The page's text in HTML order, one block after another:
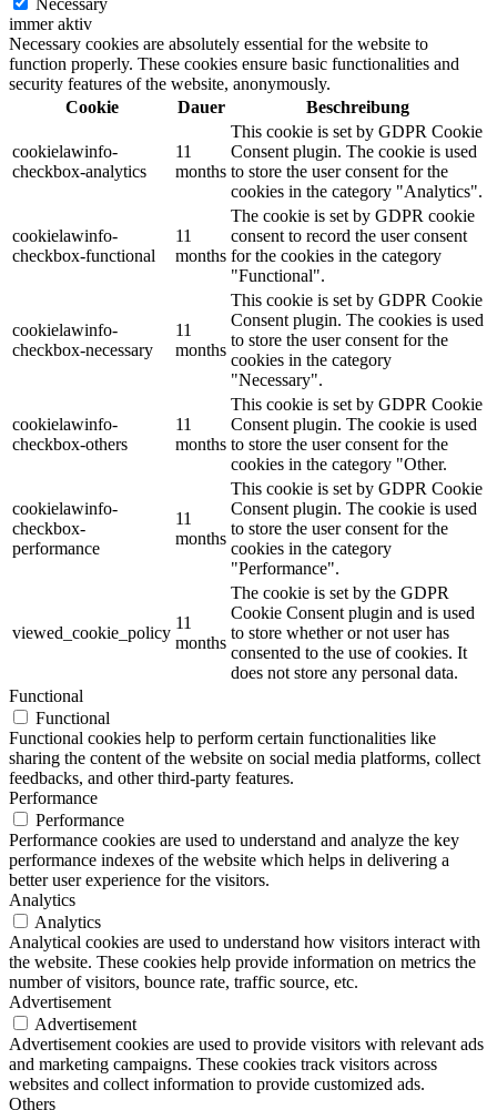
immer aktiv
Necessary cookies are absolutely essential for the website to
function properly. These cookies ensure basic functionalities and
security features of the website, anonymously.
Cookie
Dauer Beschreibung
cookielawinfo-
checkbox-analytics
11
months
This cookie is set by GDPR Cookie
Consent plugin. The cookie is used
to store the user consent for the
cookies in the category "Analytics".
cookielawinfo-
checkbox-functional
11
months
The cookie is set by GDPR cookie
consent to record the user consent
for the cookies in the category
"Functional".
cookielawinfo-
checkbox-necessary
11
months
This cookie is set by GDPR Cookie
Consent plugin. The cookies is used
to store the user consent for the
cookies in the category
"Necessary".
cookielawinfo-
checkbox-others
11
months
This cookie is set by GDPR Cookie
Consent plugin. The cookie is used
to store the user consent for the
cookies in the category "Other.
cookielawinfo-
checkbox-
performance
11
months
This cookie is set by GDPR Cookie
Consent plugin. The cookie is used
to store the user consent for the
cookies in the category
"Performance".
viewed_cookie_policy
11
months
The cookie is set by the GDPR
Cookie Consent plugin and is used
to store whether or not user has
consented to the use of cookies. It
does not store any personal data.
Functional
Functional
Functional cookies help to perform certain functionalities like
sharing the content of the website on social media platforms, collect
feedbacks, and other third-party features.
Performance
Performance
Performance cookies are used to understand and analyze the key
performance indexes of the website which helps in delivering a
better user experience for the visitors.
Analytics
Analytics
Analytical cookies are used to understand how visitors interact with
the website. These cookies help provide information on metrics the
number of visitors, bounce rate, traffic source, etc.
Advertisement
Advertisement
Advertisement cookies are used to provide visitors with relevant ads
and marketing campaigns. These cookies track visitors across
websites and collect information to provide customized ads.
Others